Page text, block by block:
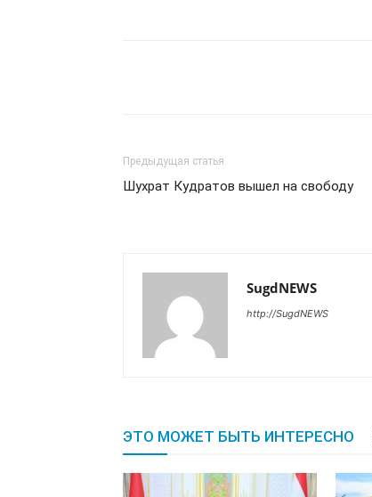
Предыдущая статья
Шухрат Кудратов вышел на свободу
SugdNEWS
http://SugdNEWS
ЭТО МОЖЕТ БЫТЬ ИНТЕРЕСНО